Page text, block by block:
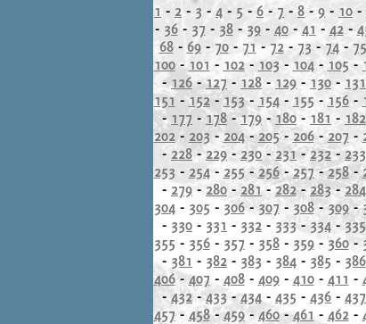
1 - 2 - 3 - 4 - 5 - 6 - 7 - 8 - 9 - 10 -
- 36- 37 - 38- 39- 40- 41 - 42-
68- 69- 70- 71- 72- 73- 74- 75
100- 101 - 102- 103 - 104- 105 -
- 126 -127 - 128 - 129 - 130 - 131
151 -152-153- 154- 155 - 156-
- 177 - 178 -179- 180 - 181 - 182
202- 203 -204-205-206-207 -
- 228-229-230-231-232-233
253 - 254- 255 -256-257-258-
- 279 - 280 - 281 -282-283-284
304- 305 - 306- 307 - 308-309-
- 330 - 331 - 332 - 333 - 334- 335
355 - 356- 357 - 358- 359-360-
- 381 - 382 - 383 - 384 - 385 - 386
406-407 - 408- 409- 410- 411 -
-432-433-434 - 435 - 436 - 437
457- 458-459-460-461 - 462-